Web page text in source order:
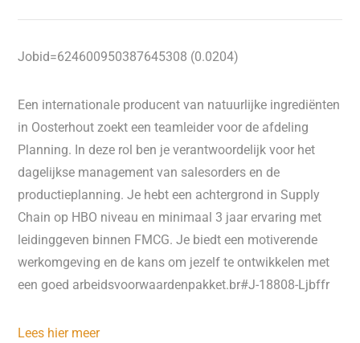
Jobid=624600950387645308 (0.0204)
Een internationale producent van natuurlijke ingrediënten
in Oosterhout zoekt een teamleider voor de afdeling
Planning. In deze rol ben je verantwoordelijk voor het
dagelijkse management van salesorders en de
productieplanning. Je hebt een achtergrond in Supply
Chain op HBO niveau en minimaal 3 jaar ervaring met
leidinggeven binnen FMCG. Je biedt een motiverende
werkomgeving en de kans om jezelf te ontwikkelen met
een goed arbeidsvoorwaardenpakket.br#J-18808-Ljbffr
Lees hier meer